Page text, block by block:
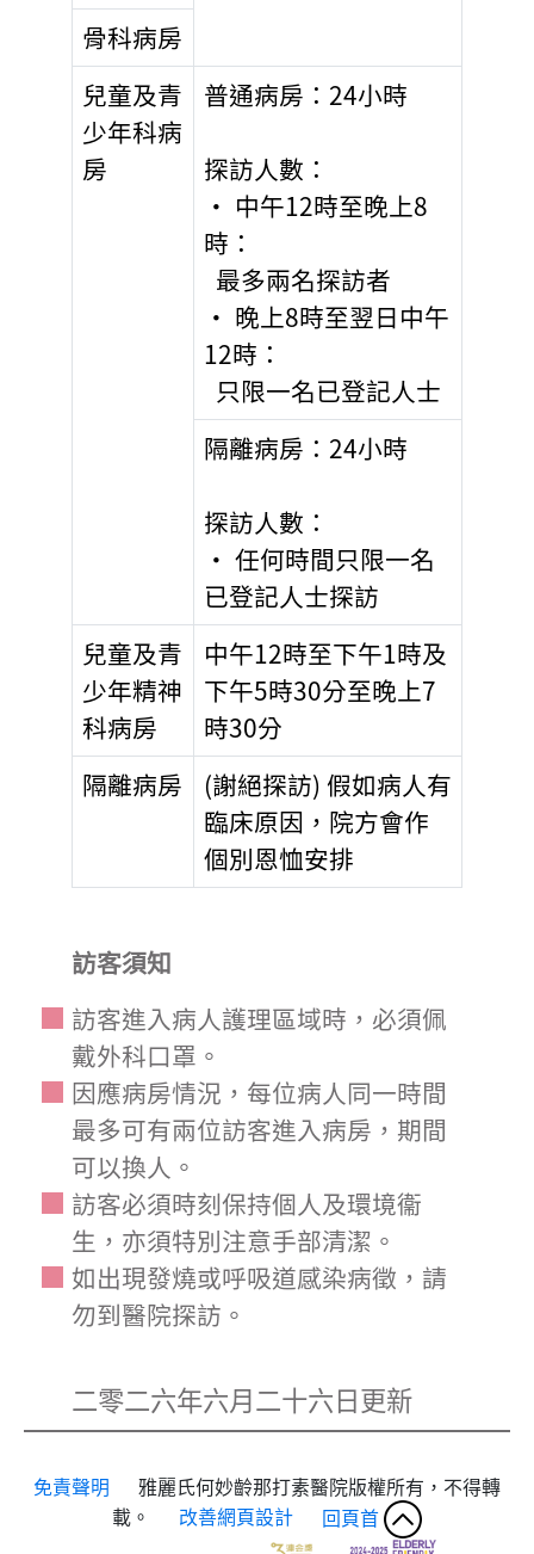
骨科病房
兒童及青
少年科病
房
普通病房：24小時
探訪人數：
• 中午12時至晚上8
時：
最多兩名探訪者
• 晚上8時至翌日中午
12時：
只限一名已登記人士
隔離病房：24小時
探訪人數：
• 任何時間只限一名
已登記人士探訪
兒童及青
少年精神
科病房
中午12時至下午1時及
下午5時30分至晚上7
時30分
隔離病房
(謝絕探訪) 假如病人有
臨床原因，院方會作
個別恩恤安排
訪客須知
訪客進入病人護理區域時，必須佩
戴外科口罩。
因應病房情況，每位病人同一時間
最多可有兩位訪客進入病房，期間
可以換人。
訪客必須時刻保持個人及環境衞
生，亦須特別注意手部清潔。
如出現發燒或呼吸道感染病徵，請
勿到醫院探訪。
二零二六年六月二十六日更新
免責聲明 雅麗氏何妙齡那打素醫院版權所有，不得轉
載。 改善網頁設計 回頁首